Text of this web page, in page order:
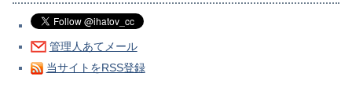
管理人あてメール
当サイトをRSS登録